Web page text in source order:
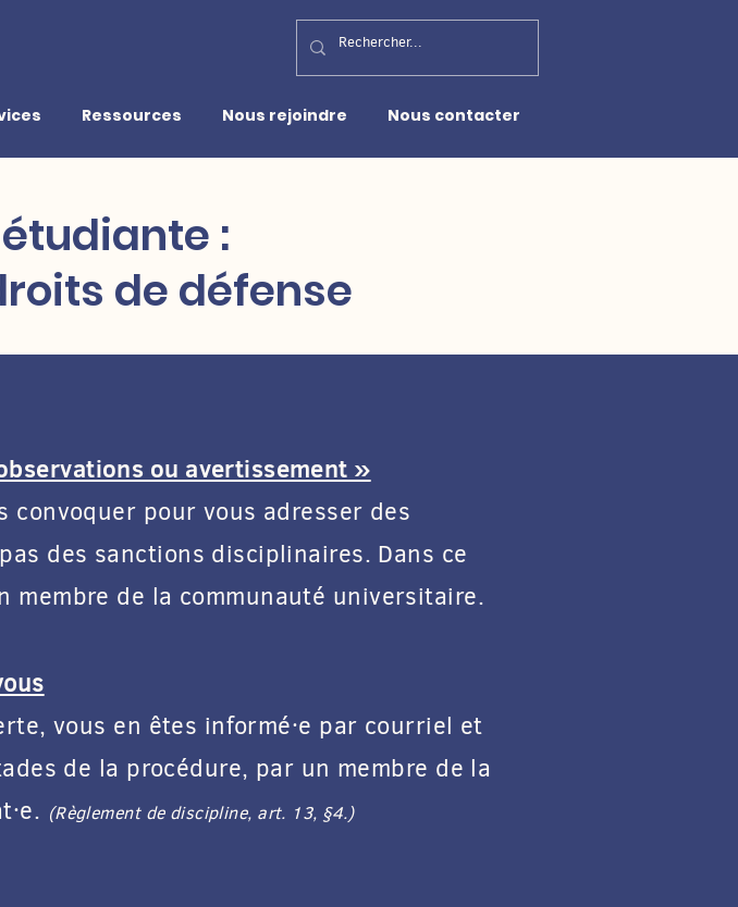
Ressources Nous rejoindre Nous contacter
:
de défense
ou avertissement »
convoquer pour vous adresser des
des sanctions disciplinaires. Dans ce
membre de la communauté universitaire.
vous en êtes informé·e par courriel et
de la procédure, par un membre de la
(Règlement de discipline, art. 13, §4.)